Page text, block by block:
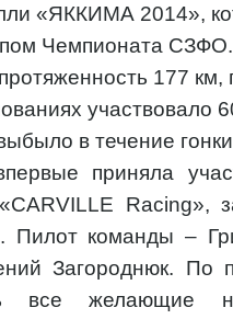
«ЯККИМА 2014»,
Чемпионата
177
участвовало
в течение
приняла
Racing»,
Пилот команды –
Загороднюк. По
все желающие